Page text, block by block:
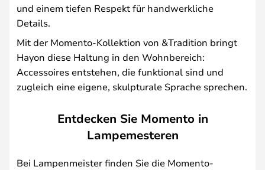
und einem tiefen Respekt für handwerkliche
Details.
Mit der Momento-Kollektion von &Tradition bringt
Hayon diese Haltung in den Wohnbereich:
Accessoires entstehen, die funktional sind und
zugleich eine eigene, skulpturale Sprache sprechen.
Entdecken Sie Momento in
Lampemesteren
Bei Lampenmeister finden Sie die Momento-